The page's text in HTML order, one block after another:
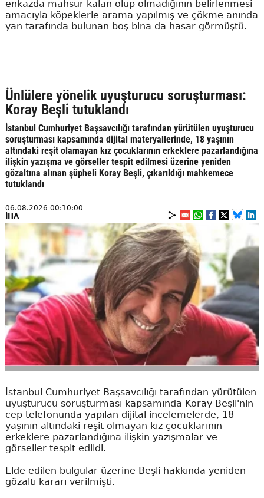
enkazda mahsur kalan olup olmadığının belirlenmesi
amacıyla köpeklerle arama yapılmış ve çökme anında
yan tarafında bulunan boş bina da hasar görmüştü.
Ünlülere yönelik uyuşturucu soruşturması:
Koray Beşli tutuklandı
İstanbul Cumhuriyet Başsavcılığı tarafından yürütülen uyuşturucu
soruşturması kapsamında dijital materyallerinde, 18 yaşının
altındaki reşit olamayan kız çocuklarının erkeklere pazarlandığına
ilişkin yazışma ve görseller tespit edilmesi üzerine yeniden
gözaltına alınan şüpheli Koray Beşli, çıkarıldığı mahkemece
tutuklandı
06.08.2026 00:10:00
İHA
İstanbul Cumhuriyet Başsavcılığı tarafından yürütülen
uyuşturucu soruşturması kapsamında Koray Beşli'nin
cep telefonunda yapılan dijital incelemelerde, 18
yaşının altındaki reşit olmayan kız çocuklarının
erkeklere pazarlandığına ilişkin yazışmalar ve
görseller tespit edildi.
Elde edilen bulgular üzerine Beşli hakkında yeniden
gözaltı kararı verilmişti.